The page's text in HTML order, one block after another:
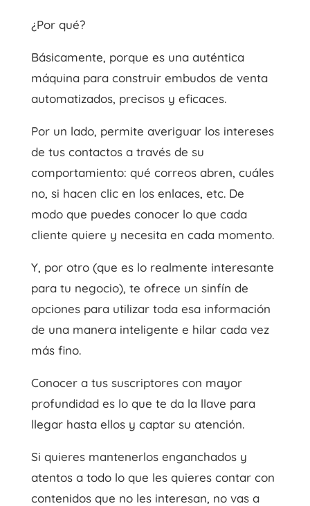
¿Por qué?
Básicamente, porque es una auténtica
máquina para construir embudos de venta
automatizados, precisos y eficaces.
Por un lado, permite averiguar los intereses
de tus contactos a través de su
comportamiento: qué correos abren, cuáles
no, si hacen clic en los enlaces, etc. De
modo que puedes conocer lo que cada
cliente quiere y necesita en cada momento.
Y, por otro (que es lo realmente interesante
para tu negocio), te ofrece un sinfín de
opciones para utilizar toda esa información
de una manera inteligente e hilar cada vez
más fino.
Conocer a tus suscriptores con mayor
profundidad es lo que te da la llave para
llegar hasta ellos y captar su atención.
Si quieres mantenerlos enganchados y
atentos a todo lo que les quieres contar con
contenidos que no les interesan, no vas a